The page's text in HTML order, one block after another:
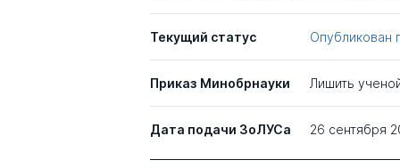
Текущий статус Опубликован
Приказ Минобрнауки Лишить
Дата подачи ЗоЛУСа 26 сентября